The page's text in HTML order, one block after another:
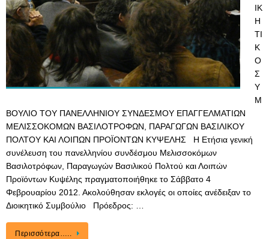
ΙΚ
Η
ΤΙ
Κ
Ο
Σ
Υ
Μ
ΒΟΥΛΙΟ ΤΟΥ ΠΑΝΕΛΛΗΝΙΟΥ ΣΥΝΔΕΣΜΟΥ ΕΠΑΓΓΕΛΜΑΤΙΩΝ
ΜΕΛΙΣΣΟΚΟΜΩΝ ΒΑΣΙΛΟΤΡΟΦΩΝ, ΠΑΡΑΓΩΓΩΝ ΒΑΣΙΛΙΚΟΥ
ΠΟΛΤΟΥ ΚΑΙ ΛΟΙΠΩΝ ΠΡΟΪΟΝΤΩΝ ΚΥΨΕΛΗΣ Η Ετήσια γενική
συνέλευση του πανελληνίου συνδέσμου Μελισσοκόμων
Βασιλοτρόφων, Παραγωγών Βασιλικού Πολτού και Λοιπών
Προϊόντων Κυψέλης πραγματοποιήθηκε το Σάββατο 4
Φεβρουαρίου 2012. Ακολούθησαν εκλογές οι οποίες ανέδειξαν το
Διοικητικό Συμβούλιο Πρόεδρος: …
Περισσότερα…..